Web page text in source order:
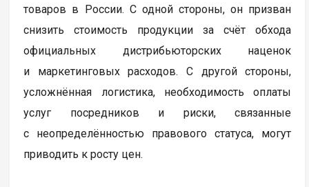
товаров в России. С одной стороны, он призван
снизить стоимость продукции за счёт обхода
официальных дистрибьюторских наценок
и маркетинговых расходов. С другой стороны,
усложнённая логистика, необходимость оплаты
услуг посредников и риски, связанные
с неопределённостью правового статуса, могут
приводить к росту цен.